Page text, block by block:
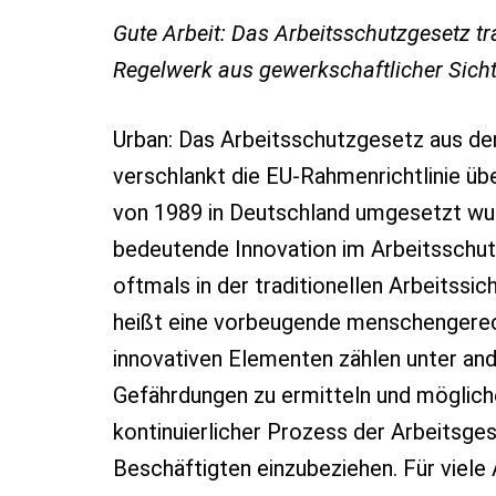
Gute Arbeit: Das Arbeitsschutzgesetz
Regelwerk aus gewerkschaftlicher
Urban: Das Arbeitsschutzgesetz aus
verschlankt die EU-Rahmenrichtlinie
von 1989 in Deutschland umgesetzt
bedeutende Innovation im
oftmals in der traditionellen
heißt eine vorbeugende
innovativen Elementen zählen unter
Gefährdungen zu ermitteln und
kontinuierlicher Prozess der
Beschäftigten einzubeziehen. Für